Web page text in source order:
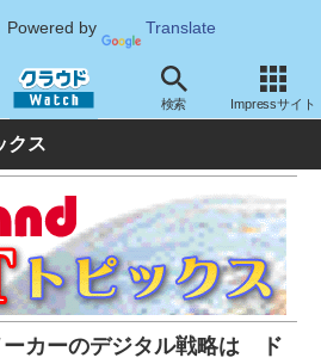
Powered by Translate
検索 Impressサイト
業界動向
クス
ーカーのデジタル戦略は ド